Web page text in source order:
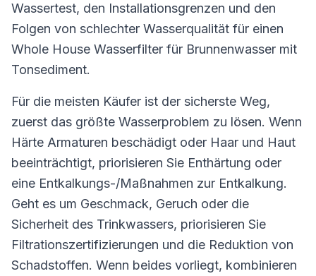
Wassertest, den Installationsgrenzen und den
Folgen von schlechter Wasserqualität für einen
Whole House Wasserfilter für Brunnenwasser mit
Tonsediment.
Für die meisten Käufer ist der sicherste Weg,
zuerst das größte Wasserproblem zu lösen. Wenn
Härte Armaturen beschädigt oder Haar und Haut
beeinträchtigt, priorisieren Sie Enthärtung oder
eine Entkalkungs-/Maßnahmen zur Entkalkung.
Geht es um Geschmack, Geruch oder die
Sicherheit des Trinkwassers, priorisieren Sie
Filtrationszertifizierungen und die Reduktion von
Schadstoffen. Wenn beides vorliegt, kombinieren